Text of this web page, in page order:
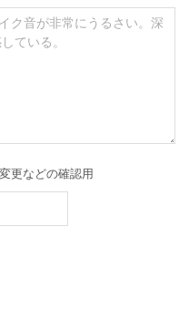
更などの確認用